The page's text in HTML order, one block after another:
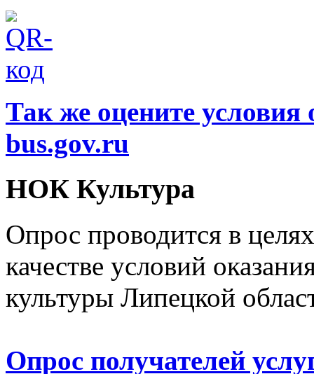
Так же оцените условия
bus.gov.ru
НОК Культура
Опрос проводится в
качестве условий
культуры Липецкой
Опрос получателей